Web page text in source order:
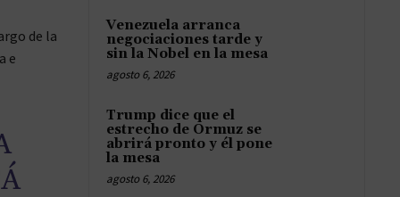
de la
e
Venezuela arranca
negociaciones tarde y
sin la Nobel en la mesa
agosto 6, 2026
Trump dice que el
estrecho de Ormuz se
abrirá pronto y él pone
la mesa
agosto 6, 2026